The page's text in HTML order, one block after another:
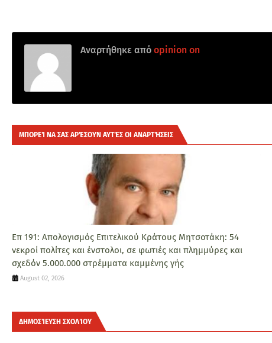
Αναρτήθηκε από opinion on
ΜΠΟΡΕΊ ΝΑ ΣΑΣ ΑΡΈΣΟΥΝ ΑΥΤΈΣ ΟΙ ΑΝΑΡΤΉΣΕΙΣ
Επ 191: Απολογισμός Επιτελικού Κράτους Μητσοτάκη: 54
νεκροί πολίτες και ένστολοι, σε φωτιές και πλημμύρες και
σχεδόν 5.000.000 στρέμματα καμμένης γής
August 02, 2026
ΔΗΜΟΣΊΕΥΣΗ ΣΧΟΛΊΟΥ